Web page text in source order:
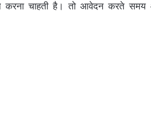
करना चाहती है। तो आवेदन करते समय